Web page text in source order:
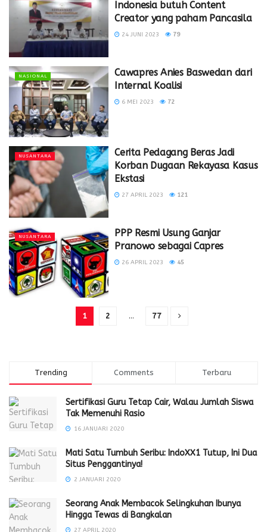
Indonesia butuh Content
Creator yang paham Pancasila
24 JUNI 2023 79
NASIONAL
Cawapres Anies Baswedan dari
Internal Koalisi
6 MEI 2023 72
NUSANTARA
Cerita Pedagang Beras Jadi
Korban Dugaan Rekayasa Kasus
Ekstasi
27 APRIL 2023 121
NUSANTARA
PPP Resmi Usung Ganjar
Pranowo sebagai Capres
26 APRIL 2023 45
1 2 … 77
Trending Comments Terbaru
Sertifikasi Guru Tetap Cair, Walau Jumlah Siswa
Tak Memenuhi Rasio
16 JANUARI 2020
Mati Satu Tumbuh Seribu: IndoXX1 Tutup, Ini Dua
Situs Penggantinya!
2 JANUARI 2020
Seorang Anak Membacok Selingkuhan Ibunya
Hingga Tewas di Bangkalan
27 APRIL 2020